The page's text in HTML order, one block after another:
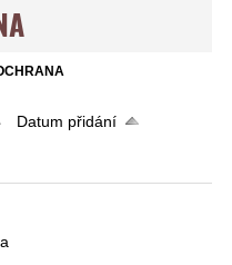
Datum přidání